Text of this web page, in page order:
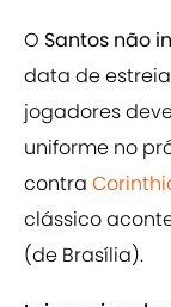
O Santos não
data de
jogadores
uniforme no
contra
clássico
(de Brasília).